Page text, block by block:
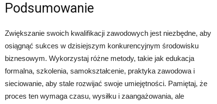
Podsumowanie
Zwiększanie swoich kwalifikacji zawodowych jest niezbędne, aby
osiągnąć sukces w dzisiejszym konkurencyjnym środowisku
biznesowym. Wykorzystaj różne metody, takie jak edukacja
formalna, szkolenia, samokształcenie, praktyka zawodowa i
sieciowanie, aby stale rozwijać swoje umiejętności. Pamiętaj, że
proces ten wymaga czasu, wysiłku i zaangażowania, ale